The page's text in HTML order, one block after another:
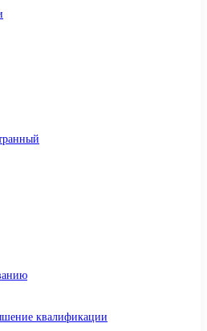
квалификации